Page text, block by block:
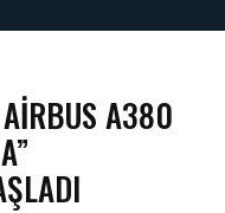
AIRBUS A380